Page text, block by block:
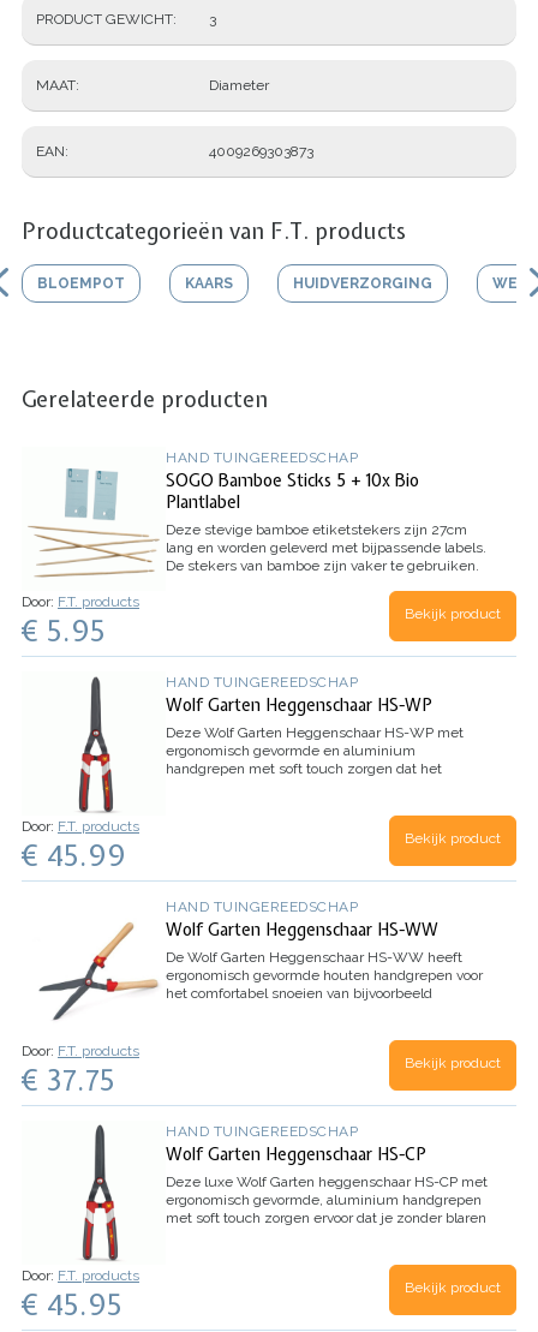
PRODUCT GEWICHT 3
MAAT Diameter
EAN 4009269303873
Productcategorieën van F.T. products
BLOEMPOT KAARS HUIDVERZORGING
Gerelateerde producten
HAND TUINGEREEDSCHAP
SOGO Bamboe Sticks 5 + 10x Bio
Plantlabel
Deze stevige bamboe etiketstekers zijn 27cm
lang en worden geleverd met bijpassende labels.
De stekers van bamboe zijn vaker te gebruiken.
afbreekbaar materiaal en hierop kan je veel
informatie kwijt. Super handig voor het labelen
van zaailingen en stekken. Zo weet je wanneer,
wat en waar je gezaaid hebt.Inhoud:5 bamboe
etiketstekers, 10 biologisch afbreekbare labels
Door: F.T. products
€ 5.95 Bekijk product
HAND TUINGEREEDSCHAP
Wolf Garten Heggenschaar HS-WP
Deze Wolf Garten Heggenschaar HS-WP met
ergonomisch gevormde en aluminium
handgrepen met soft touch zorgen dat het
De scherpe en gebogen RVS
Lengte van
Maximale takdikte: 50mm
Inhoud: 1 stuk
Door: F.T. products
€ 45.99 Bekijk product
HAND TUINGEREEDSCHAP
Wolf Garten Heggenschaar HS-WW
De Wolf Garten Heggenschaar HS-WW heeft
ergonomisch gevormde houten handgrepen voor
het comfortabel snoeien van bijvoorbeeld
De messen zijn voorzien van een
Lengte snijblad: 150mm Maximale
Door: F.T. products
€ 37.75 Bekijk product
HAND TUINGEREEDSCHAP
Wolf Garten Heggenschaar HS-CP
Deze luxe Wolf Garten heggenschaar HS-CP met
ergonomisch gevormde, aluminium handgrepen
met soft touch zorgen ervoor dat je zonder blaren
antikleeflaag wordt het snoeien van de heg weer
Maximale
Door: F.T. products
€ 45.95 Bekijk product